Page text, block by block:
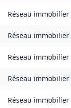
Réseau immobilier
Réseau immobilier
Réseau immobilier
Réseau immobilier
Réseau immobilier